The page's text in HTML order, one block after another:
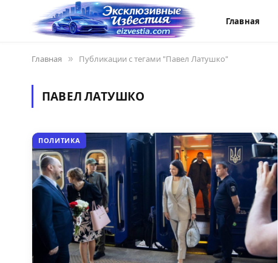
Главная
Главная » Публикации с тегами "Павел Латушко"
ПАВЕЛ ЛАТУШКО
ПОЛИТИКА